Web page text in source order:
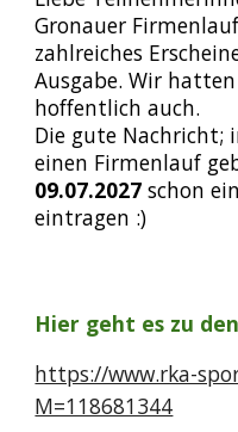
Gronauer
zahlreiches
Ausgabe. Wir
hoffentlich auch.
Die gute Nachricht;
einen Firmenlauf
09.07.2027 schon
eintragen :)
Hier geht es zu
https://www.rka-
M=118681344